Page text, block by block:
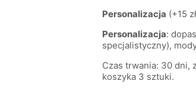
Personalizacja (+15
Personalizacja:
specjalistyczny),
Czas trwania: 30 dni,
koszyka 3 sztuki.